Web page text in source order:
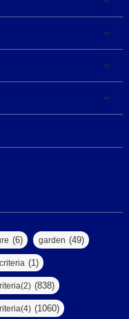
(2)
(6) garden (49)
(1)
(838)
(1060)